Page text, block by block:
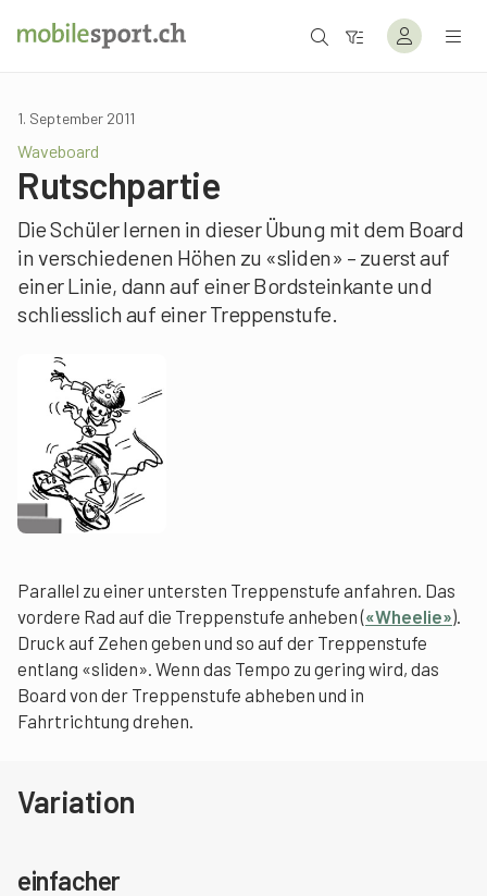
1. September 2011
Waveboard
Rutschpartie
Die Schüler lernen in dieser Übung mit dem Board
in verschiedenen Höhen zu «sliden» – zuerst auf
einer Linie, dann auf einer Bordsteinkante und
schliesslich auf einer Treppenstufe.
Parallel zu einer untersten Treppenstufe anfahren. Das
vordere Rad auf die Treppenstufe anheben («Wheelie»).
Druck auf Zehen geben und so auf der Treppenstufe
entlang «sliden». Wenn das Tempo zu gering wird, das
Board von der Treppenstufe abheben und in
Fahrtrichtung drehen.
Variation
einfacher